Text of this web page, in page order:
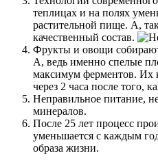
теплицах и на полях
растительной пище. А,
качественный состав.
Фрукты и овощи
А, ведь именно спелые
максимум ферментов. Их
через 2 часа после того,
Неправильное питание,
минералов.
После 25 лет процесс
уменьшается с каждым
образа жизни.